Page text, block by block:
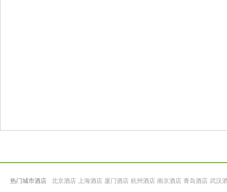
热门城市酒店 北京酒店 上海酒店 厦门酒店 杭州酒店 南京酒店 青岛酒店 武汉